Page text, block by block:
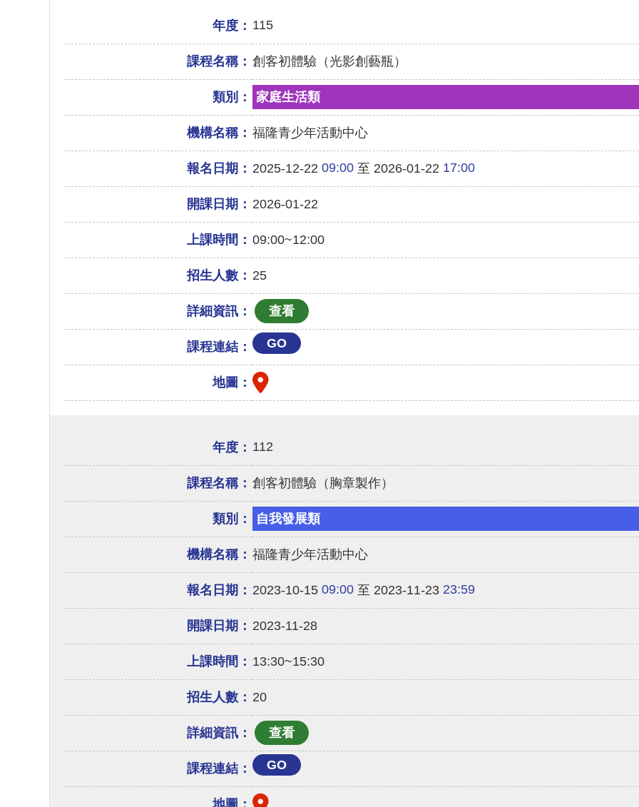
年度： 115
課程名稱： 創客初體驗（光影創藝瓶）
類別： 家庭生活類
機構名稱： 福隆青少年活動中心
報名日期： 2025-12-22 09:00至 2026-01-22 17:00
開課日期： 2026-01-22
上課時間： 09:00~12:00
招生人數： 25
詳細資訊：
課程連結： GO
地圖：
年度： 112
課程名稱： 創客初體驗（胸章製作）
類別： 自我發展類
機構名稱： 福隆青少年活動中心
報名日期： 2023-10-1509:00至 2023-11-2323:59
開課日期： 2023-11-28
上課時間： 13:30~15:30
招生人數： 20
詳細資訊：
課程連結： GO
地圖：